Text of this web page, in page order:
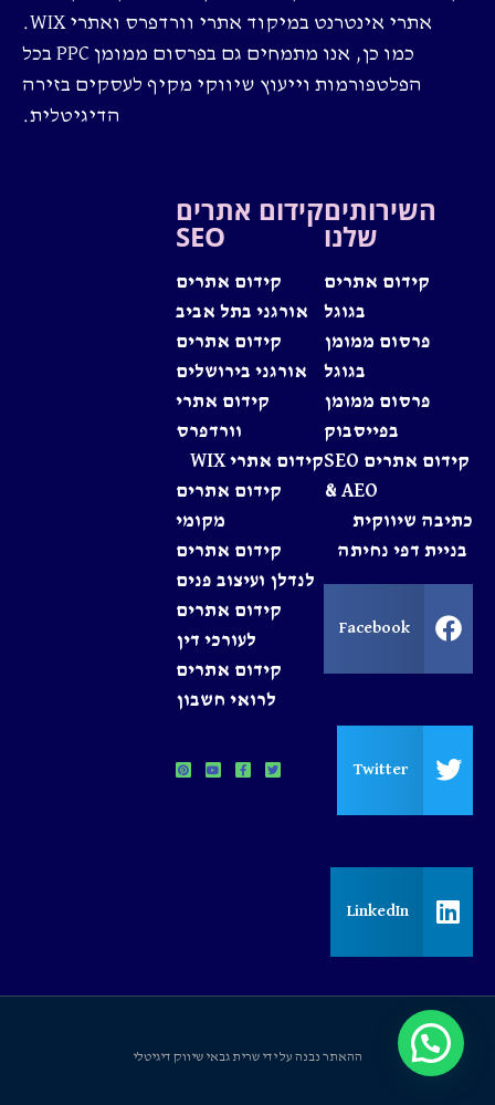
אתרי אינטרנט במיקוד אתרי וורדפרס ואתרי WIX.
כמו כן, אנו מתמחים גם בפרסום ממומן PPC בכל
הפלטפורמות וייעוץ שיווקי מקיף לעסקים בזירה
הדיגיטלית.
השירותים
שלנו
קידום אתרים
בגוגל
פרסום ממומן
בגוגל
פרסום ממומן
בפייסבוק
קידום אתרים SEO
& AEO
כתיבה שיווקית
בניית דפי נחיתה
Facebook
Twitter
LinkedIn
קידום אתרים
SEO
קידום אתרים
אורגני בתל אביב
קידום אתרים
אורגני בירושלים
קידום אתרי
וורדפרס
קידום אתרי WIX
קידום אתרים
מקומי
קידום אתרים
לנדלן ועיצוב פנים
קידום אתרים
לעורכי דין
קידום אתרים
לרואי חשבון
ההאתר נבנה על ידי שרית גבאי שיווק דיגיטלי